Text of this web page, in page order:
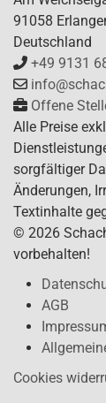
91058
Deutschland
+49 9131
Offene
Alle Preise
sorgfältiger
Änderungen,
Textinhalte
© 2026
vorbehalten!
AGB
Cookies